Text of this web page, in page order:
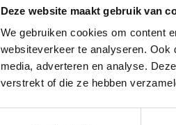
Deze website maakt gebruik van
We gebruiken cookies om content
websiteverkeer te analyseren.
media, adverteren en analyse.
verstrekt of die ze hebben